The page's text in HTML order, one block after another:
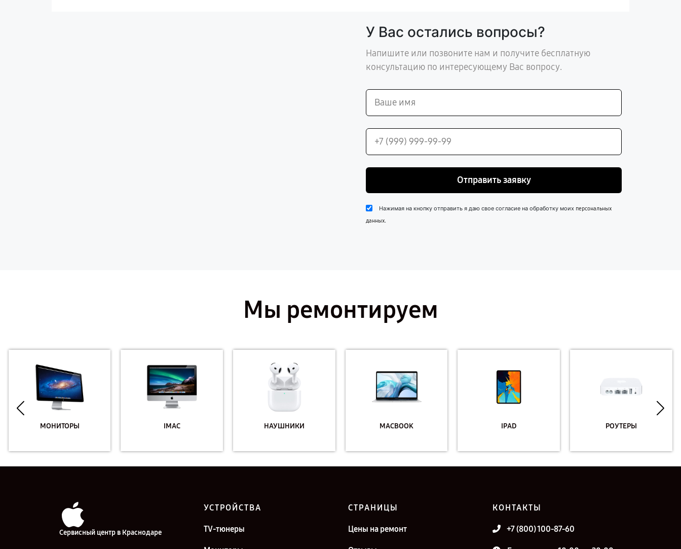
У Вас остались вопросы?
Напишите или позвоните нам и получите бесплатную
консультацию по интересующему Вас вопросу.
Отправить заявку
Нажимая на кнопку отправить я даю свое согласие на обработку моих персональных
данных.
Мы ремонтируем
МОНИТОРЫ IMAC НАУШНИКИ MACBOOK IPAD РОУТЕРЫ
Сервисный центр в Краснодаре
УСТРОЙСТВА
TV-тюнеры
СТРАНИЦЫ
Цены на ремонт
КОНТАКТЫ
+7 (800) 100-87-60